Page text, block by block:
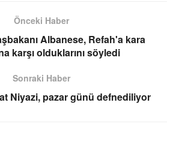
Önceki Haber
Albanese, Refah'a kara
karşı olduklarını söyledi
Sonraki Haber
Niyazi, pazar günü defnediliyor